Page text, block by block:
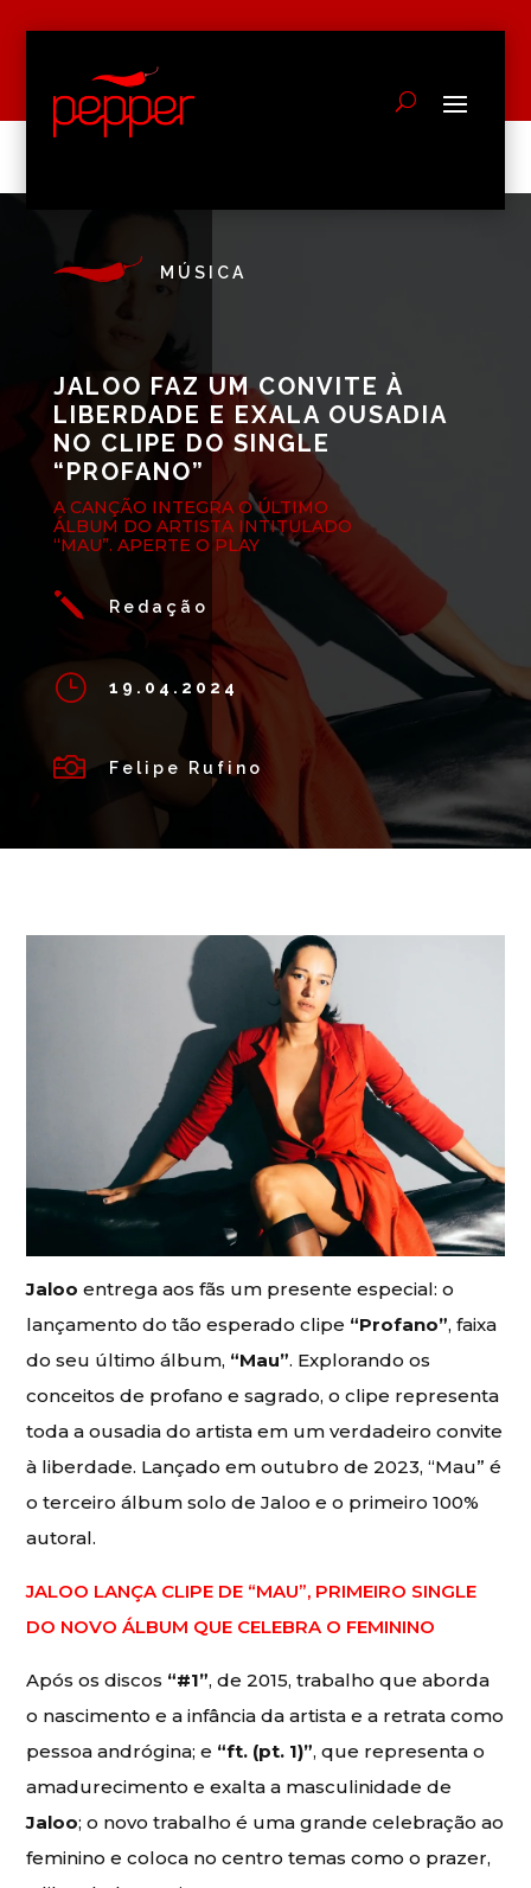
MÚSICA
JALOO FAZ UM CONVITE À
LIBERDADE E EXALA OUSADIA
NO CLIPE DO SINGLE
“PROFANO”
A CANÇÃO INTEGRA O ÚLTIMO
ÁLBUM DO ARTISTA INTITULADO
“MAU”. APERTE O PLAY
j Redação
} 19.04.2024
 Felipe Rufino
Jaloo entrega aos fãs um presente especial: o
lançamento do tão esperado clipe “Profano”, faixa
do seu último álbum, “Mau”. Explorando os
conceitos de profano e sagrado, o clipe representa
toda a ousadia do artista em um verdadeiro convite
à liberdade. Lançado em outubro de 2023, “Mau” é
o terceiro álbum solo de Jaloo e o primeiro 100%
autoral.
JALOO LANÇA CLIPE DE “MAU”, PRIMEIRO SINGLE
DO NOVO ÁLBUM QUE CELEBRA O FEMININO
Após os discos “#1”, de 2015, trabalho que aborda
o nascimento e a infância da artista e a retrata como
pessoa andrógina; e “ft. (pt. 1)”, que representa o
amadurecimento e exalta a masculinidade de
Jaloo; o novo trabalho é uma grande celebração ao
feminino e coloca no centro temas como o prazer,